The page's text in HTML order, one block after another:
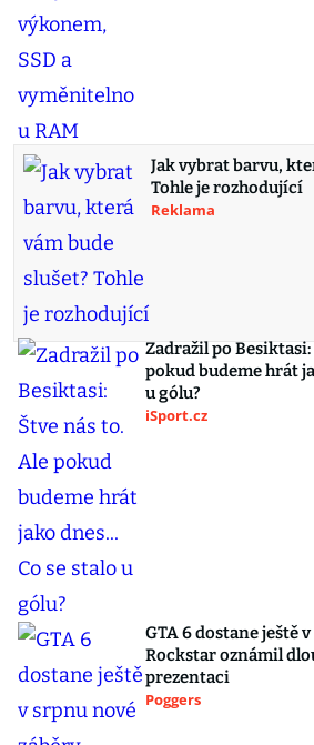
Jak vybrat barvu,
Tohle je rozhodující
Reklama
Zadražil po Besiktasi:
pokud budeme hrát
u gólu?
iSport.cz
GTA 6 dostane ještě
Rockstar oznámil
prezentaci
Poggers